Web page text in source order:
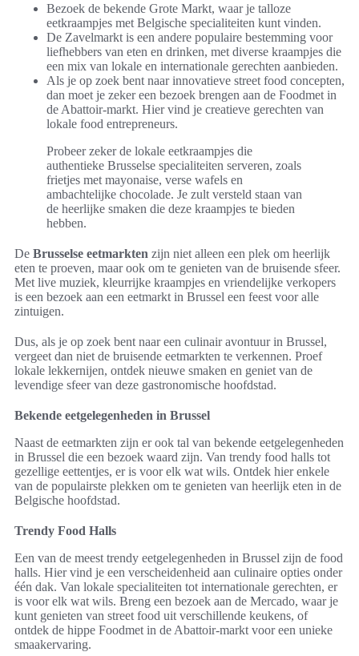
Bezoek de bekende Grote Markt, waar je talloze
eetkraampjes met Belgische specialiteiten kunt vinden.
De Zavelmarkt is een andere populaire bestemming voor
liefhebbers van eten en drinken, met diverse kraampjes die
een mix van lokale en internationale gerechten aanbieden.
Als je op zoek bent naar innovatieve street food concepten,
dan moet je zeker een bezoek brengen aan de Foodmet in
de Abattoir-markt. Hier vind je creatieve gerechten van
lokale food entrepreneurs.
Probeer zeker de lokale eetkraampjes die
authentieke Brusselse specialiteiten serveren, zoals
frietjes met mayonaise, verse wafels en
ambachtelijke chocolade. Je zult versteld staan van
de heerlijke smaken die deze kraampjes te bieden
hebben.
De Brusselse eetmarkten zijn niet alleen een plek om heerlijk
eten te proeven, maar ook om te genieten van de bruisende sfeer.
Met live muziek, kleurrijke kraampjes en vriendelijke verkopers
is een bezoek aan een eetmarkt in Brussel een feest voor alle
zintuigen.
Dus, als je op zoek bent naar een culinair avontuur in Brussel,
vergeet dan niet de bruisende eetmarkten te verkennen. Proef
lokale lekkernijen, ontdek nieuwe smaken en geniet van de
levendige sfeer van deze gastronomische hoofdstad.
Bekende eetgelegenheden in Brussel
Naast de eetmarkten zijn er ook tal van bekende eetgelegenheden
in Brussel die een bezoek waard zijn. Van trendy food halls tot
gezellige eettentjes, er is voor elk wat wils. Ontdek hier enkele
van de populairste plekken om te genieten van heerlijk eten in de
Belgische hoofdstad.
Trendy Food Halls
Een van de meest trendy eetgelegenheden in Brussel zijn de food
halls. Hier vind je een verscheidenheid aan culinaire opties onder
één dak. Van lokale specialiteiten tot internationale gerechten, er
is voor elk wat wils. Breng een bezoek aan de Mercado, waar je
kunt genieten van street food uit verschillende keukens, of
ontdek de hippe Foodmet in de Abattoir-markt voor een unieke
smaakervaring.